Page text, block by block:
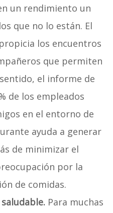
un rendimiento un
que no lo están. El
los encuentros
que permiten
el informe de
de los empleados
en el entorno de
ayuda a generar
de minimizar el
por la
de comidas.
Para muchas